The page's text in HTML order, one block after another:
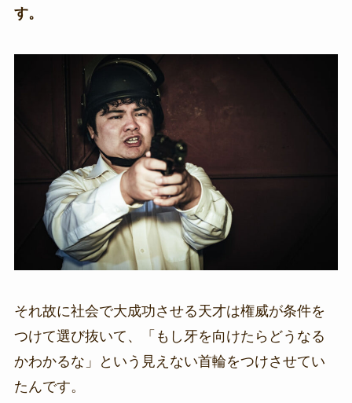
す。
それ故に社会で大成功させる天才は権威が条件を
つけて選び抜いて、「もし牙を向けたらどうなる
かわかるな」という見えない首輪をつけさせてい
たんです。